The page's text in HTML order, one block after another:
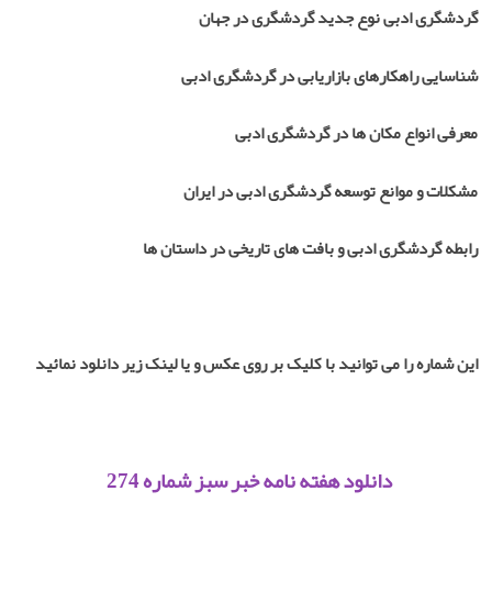
گردشگری ادبی نوع جدید گردشگری در جهان
شناسایی راهکارهای بازاریابی در گردشگری ادبی
معرفی انواع مکان ها در گردشگری ادبی
مشکلات و موانع توسعه گردشگری ادبی در ایران
رابطه گردشگری ادبی و بافت های تاریخی در داستان ها
این شماره را می توانید با کلیک بر روی عکس و یا لینک زیر دانلود نمائید
دانلود هفته نامه خبر سبز شماره 274